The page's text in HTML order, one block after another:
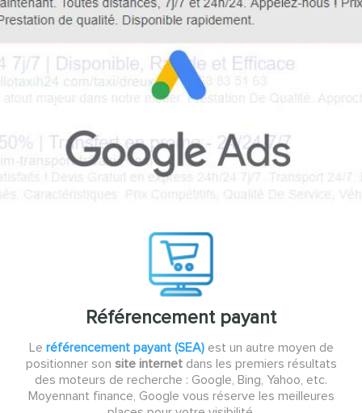
Référencement payant
Le référencement payant (SEA)est un autre moyen de
positionner son site internetdans les premiers résultats
des moteurs de recherche : Google, Bing, Yahoo, etc.
Moyennant finance, Google vous réserve les meilleures